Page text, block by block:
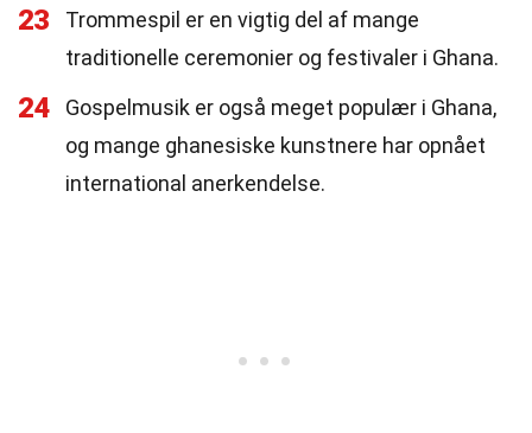
23
Trommespil er en vigtig del af mange
traditionelle ceremonier og festivaler i Ghana.
24
Gospelmusik er også meget populær i Ghana,
og mange ghanesiske kunstnere har opnået
international anerkendelse.